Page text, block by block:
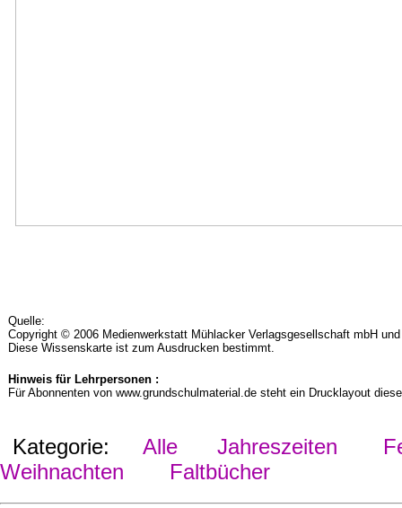
Quelle:
Copyright © 2006 Medienwerkstatt Mühlacker Verlagsgesellschaft mbH
Diese Wissenskarte ist zum Ausdrucken bestimmt.
Hinweis für Lehrpersonen :
Für Abonnenten von www.grundschulmaterial.de steht ein Drucklayout
Kategorie: Alle Jahreszeiten
Weihnachten
Faltbücher